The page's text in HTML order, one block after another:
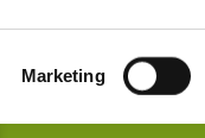
Marketing